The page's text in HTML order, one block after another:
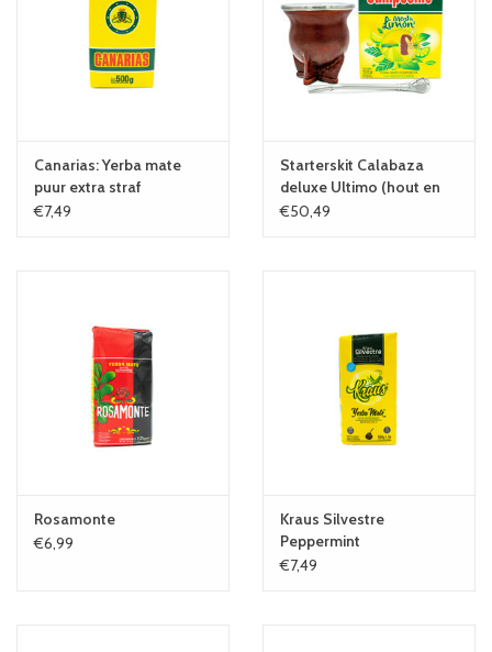
Canarias: Yerba mate
puur extra straf
€7,49
Starterskit Calabaza
deluxe Ultimo (hout en
leer)
€50,49
Rosamonte
€6,99
Kraus Silvestre
Peppermint
€7,49